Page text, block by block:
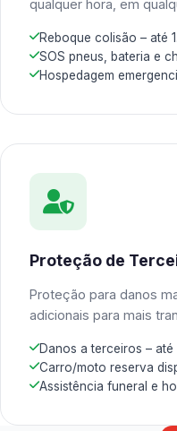
qualquer hora, em
Reboque colisão – até
SOS pneus, bateria e
Hospedagem
Proteção de
Proteção para danos
adicionais para mais
Danos a terceiros – até
Carro/moto reserva
Assistência funeral e